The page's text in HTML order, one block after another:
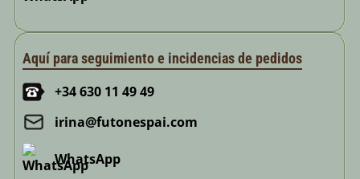
Aquí para seguimiento e incidencias de pedidos
+34 630 11 49 49
irina@futonespai.com
WhatsApp